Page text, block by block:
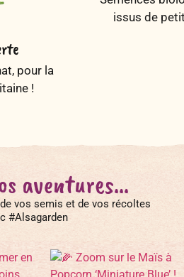
pour la
!
issus de
aventures...
vos semis et de vos récoltes
#Alsagarden